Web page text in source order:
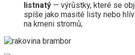
listnatý — výrůstky, které se
spíše jako masité listy nebo
na kmeni stromů;